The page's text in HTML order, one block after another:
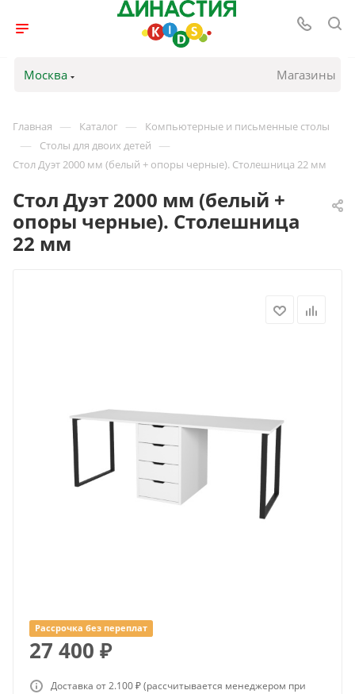
Москва Магазины
Главная — Каталог — Компьютерные и письменные столы
— Столы для двоих детей —
Стол Дуэт 2000 мм (белый + опоры черные). Столешница 22 мм
Стол Дуэт 2000 мм (белый +
опоры черные). Столешница
22 мм
Рассрочка без переплат
27 400 ₽
Доставка от 2.100 ₽ (рассчитывается менеджером при